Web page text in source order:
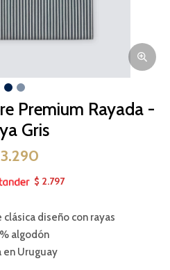
Premium Rayada -
Gris
3.290
$ 2.797
diseño con rayas
algodón
en Uruguay